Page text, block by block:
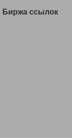
Биржа ссылок